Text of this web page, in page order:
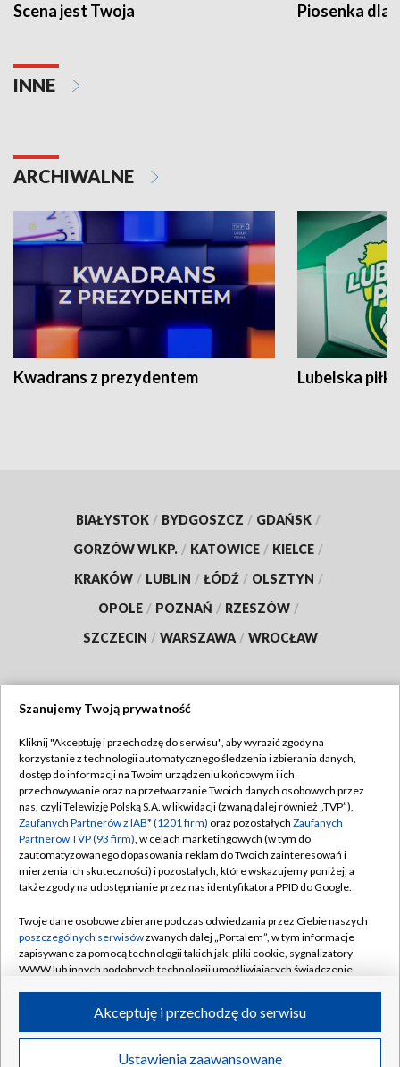
Scena jest Twoja Piosenka dla
INNE
ARCHIWALNE
Kwadrans z prezydentem Lubelska piłka
BIAŁYSTOK / BYDGOSZCZ / GDAŃSK /
GORZÓW WLKP. / KATOWICE / KIELCE /
KRAKÓW / LUBLIN / ŁÓDŹ / OLSZTYN /
OPOLE / POZNAŃ / RZESZÓW /
SZCZECIN / WARSZAWA / WROCŁAW
TVP
Abonament TVP
Emisja w TVP
Centrum informacji TVP
Naziemna Telewizja Cyfrowa
Rada Programowa
System NOS
Informacje o nadawcy
Program dla prasy
Regulamin TVP
Polityka prywatności
Moje zgody
Pomoc
Kontakt
Kanały
©2026 Telewizja Polska S.A. w likwidacji
Szanujemy Twoją prywatność
Kliknij "Akceptuję i przechodzę do serwisu", aby wyrazić zgody na
korzystanie z technologii automatycznego śledzenia i zbierania danych,
dostęp do informacji na Twoim urządzeniu końcowym i ich
przechowywanie oraz na przetwarzanie Twoich danych osobowych przez
nas, czyli Telewizję Polską S.A. w likwidacji (zwaną dalej również „TVP”),
Zaufanych Partnerów z IAB* (1201 firm) oraz pozostałych Zaufanych
Partnerów TVP (93 firm), w celach marketingowych (w tym do
zautomatyzowanego dopasowania reklam do Twoich zainteresowań i
mierzenia ich skuteczności) i pozostałych, które wskazujemy poniżej, a
także zgody na udostępnianie przez nas identyfikatora PPID do Google.
Twoje dane osobowe zbierane podczas odwiedzania przez Ciebie naszych
poszczególnych serwisówzwanych dalej „Portalem”, w tym informacje
zapisywane za pomocą technologii takich jak: pliki cookie, sygnalizatory
WWW lub innych podobnych technologii umożliwiających świadczenie
ruchu w Internecie.
Twoje dane osobowe zbierane podczas odwiedzania przez Ciebie
Ustawienia zaawansowane
Akceptuję i przechodzę do serwisu